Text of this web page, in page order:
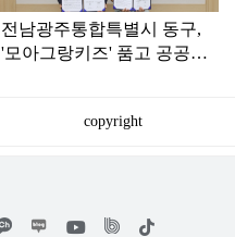
전남광주통합특별시 동구,
'모아그랑키즈' 품고 공공보
copyright
위
틱